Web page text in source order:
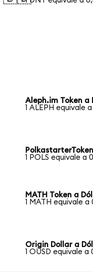
Aleph.im Token a
1 ALEPH equivale
1 POLS equivale a
MATH Token a
1 MATH equivale a
Origin Dollar a
1 OUSD equivale a